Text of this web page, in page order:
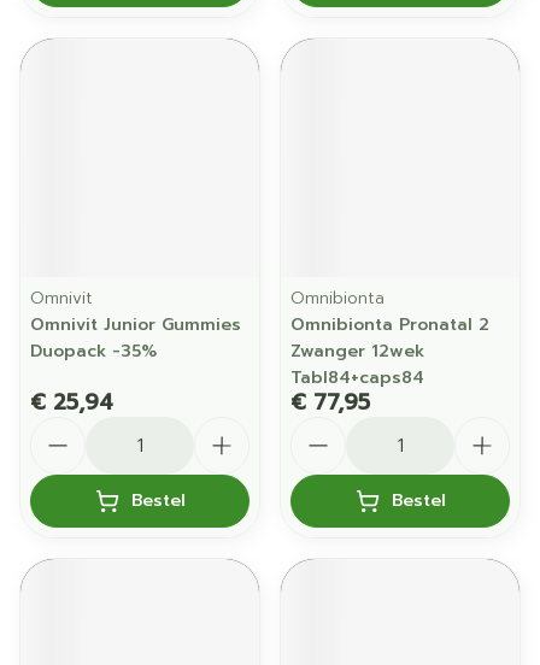
Omnivit
Omnivit Junior Gummies
Duopack -35%
€ 25,94
Bestel
Omnibionta
Omnibionta Pronatal 2
Zwanger 12wek
Tabl84+caps84
€ 77,95
Bestel